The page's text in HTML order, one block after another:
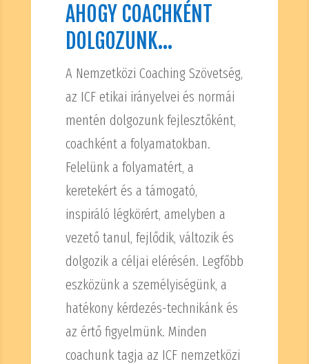
AHOGY COACHKÉNT
DOLGOZUNK…
A Nemzetközi Coaching Szövetség,
az ICF etikai irányelvei és normái
mentén dolgozunk fejlesztőként,
coachként a folyamatokban.
Felelünk a folyamatért, a
keretekért és a támogató,
inspiráló légkörért, amelyben a
vezető tanul, fejlődik, változik és
dolgozik a céljai elérésén. Legfőbb
eszközünk a személyiségünk, a
hatékony kérdezés-technikánk és
az értő figyelmünk. Minden
coachunk tagja az ICF nemzetközi